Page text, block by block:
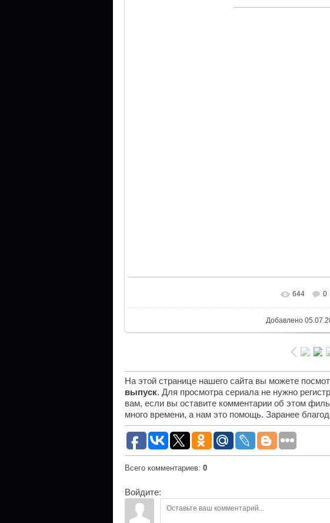
644 0
Добавлено
На этой странице нашего сайта вы можете
выпуск. Для просмотра сериала не нужно
вам, если вы оставите комментарии об этом
много времени, а нам это помощь. Заранее
Всего комментариев: 0
Войдите: